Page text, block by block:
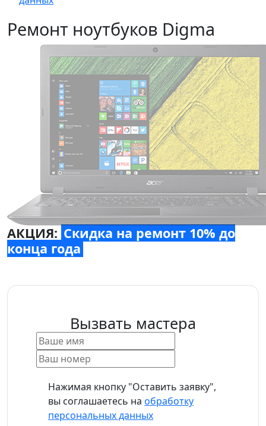
Ремонт ноутбуков Digma
АКЦИЯ: Скидка на ремонт 10% до
конца года
Вызвать мастера
Нажимая кнопку "Оставить заявку",
вы соглашаетесь на обработку
персональных данных